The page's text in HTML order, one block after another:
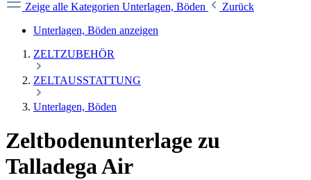
Zeige alle Kategorien Unterlagen, Böden
Zurück
Unterlagen, Böden anzeigen
ZELTZUBEHÖR
ZELTAUSSTATTUNG
Unterlagen, Böden
Zeltbodenunterlage zu
Talladega Air